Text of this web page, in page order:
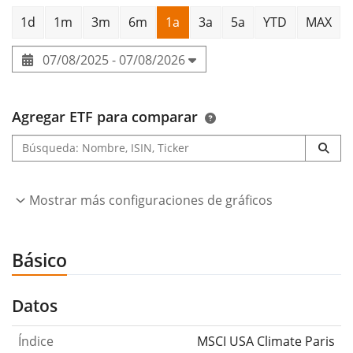
1d 1m 3m 6m 1a 3a 5a YTD MAX
07/08/2025 - 07/08/2026
Agregar ETF para comparar
Mostrar más configuraciones de gráficos
Básico
Datos
Índice
MSCI USA Climate Paris